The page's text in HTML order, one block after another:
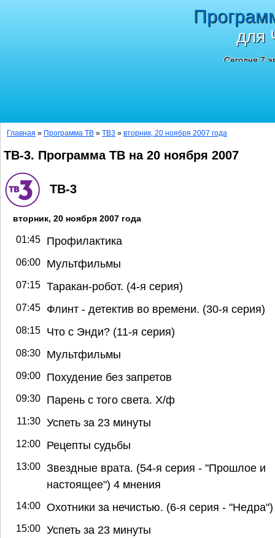
для
Сегодня 7
Главная » Программа ТВ » ТВ3 » вторник, 20 ноября 2007 года
ТВ-3. Программа ТВ на 20 ноября 2007
ТВ-3
вторник, 20 ноября 2007 года
01:45 Профилактика
06:00 Мультфильмы
07:15 Таракан-робот. (4-я серия)
07:45 Флинт - детектив во времени. (30-я серия)
08:15 Что с Энди? (11-я серия)
08:30 Мультфильмы
09:00 Похудение без запретов
09:30 Парень с того света. Х/ф
11:30 Успеть за 23 минуты
12:00 Рецепты судьбы
13:00 Звездные врата. (54-я серия - "Прошлое и
настоящее") 4 мнения
14:00 Охотники за нечистью. (6-я серия - "Недра")
15:00 Успеть за 23 минуты